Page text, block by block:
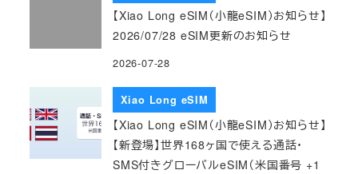
【Xiao Long eSIM（小龍eSIM）お知らせ】
2026/07/28 eSIM更新のお知らせ
2026-07-28
Xiao Long eSIM
【Xiao Long eSIM（小龍eSIM）お知らせ】
【新登場】世界168ヶ国で使える通話・
SMS付きグローバルeSIM（米国番号 +1